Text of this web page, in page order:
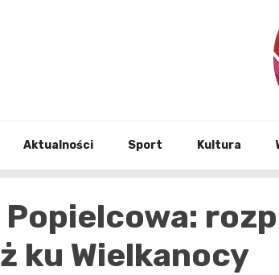
Aktualności Sport Kultura
Popielcowa:
ku Wielkanocy